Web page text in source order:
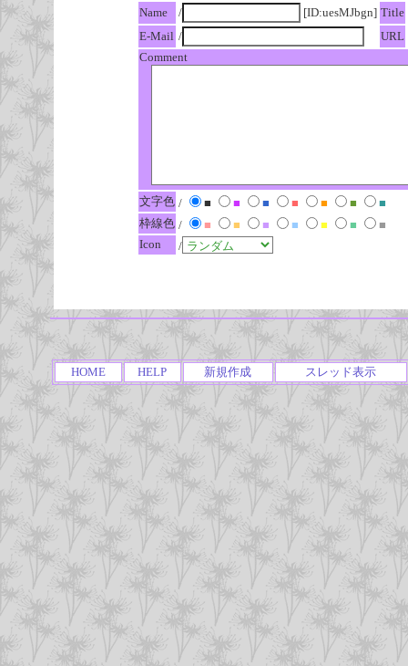
Name
/ [ID:uesMJbgn] Title
E-Mail /
URL
Comment
文字色 / ■ ■ ■ ■ ■ ■
■
枠線色 / ■ ■ ■ ■ ■ ■
■
Icon
/
HOME HELP 新規作成 スレッド表示